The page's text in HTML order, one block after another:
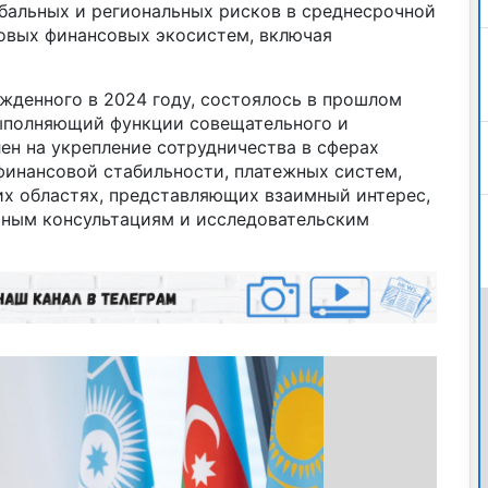
и региональных рисков в среднесрочной
финансовых экосистем, включая
в 2024 году, состоялось в прошлом
функции совещательного и
на укрепление сотрудничества в сферах
стабильности, платежных систем,
областях, представляющих взаимный интерес,
консультациям и исследовательским